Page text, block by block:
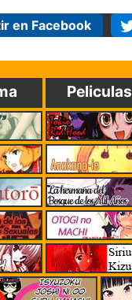
en Facebook
Peliculas